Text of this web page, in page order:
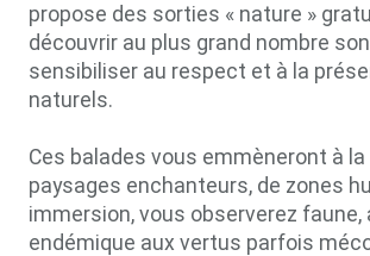
propose des sorties « nature »
découvrir au plus grand nombre
sensibiliser au respect et à la
naturels.
Ces balades vous emmèneront à
paysages enchanteurs, de zones
immersion, vous observerez faune,
endémique aux vertus parfois